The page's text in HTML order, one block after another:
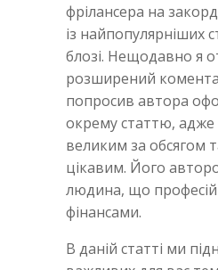
фрілансера на
із найпопулярніших
блозі. Нещодавно я
розширений
попросив автора
окрему статтю,
великим за обсягом
цікавим. Його
людина, що
фінансами.
В даній статті ми